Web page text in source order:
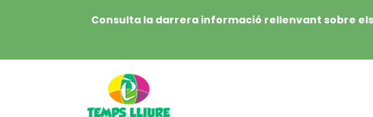
Consulta la darrera informació rellenvant sobre